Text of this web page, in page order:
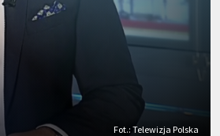
Fot.: Telewizja Polska